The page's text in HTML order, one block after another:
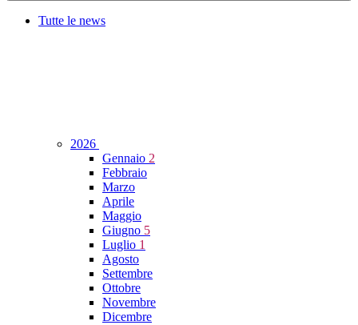
Tutte le news
2026
Gennaio 2
Febbraio
Marzo
Aprile
Maggio
Giugno 5
Luglio 1
Agosto
Settembre
Ottobre
Novembre
Dicembre